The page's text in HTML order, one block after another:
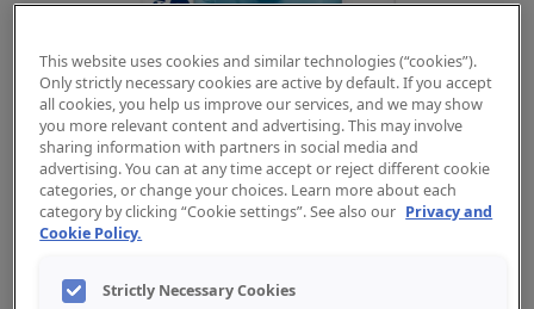
Fio dentário Jordan Easy Slide
monofilamento resistente e resistente ao desfiamento. É
revestido com uma cera antiaderente, facilitando o
This website uses cookies and similar technologies (“cookies”).
Only strictly necessary cookies are active by default. If you accept
all cookies, you help us improve our services, and we may show
you more relevant content and advertising. This may involve
sharing information with partners in social media and
advertising. You can at any time accept or reject different cookie
categories, or change your choices. Learn more about each
category by clicking “Cookie settings”. See also our Privacy and
Cookie Policy.
Strictly Necessary Cookies